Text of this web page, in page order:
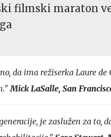
filmski maraton
da ima režiserka Laure
Mick LaSalle, San
je zaslužen za to,